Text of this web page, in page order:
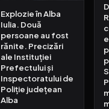
Explozie în Alba
Iulia. Două
persoane au fost
rănite. Precizări
ale Instituției
Prefectului și
Inspectoratului de
Poliție județean
Alba